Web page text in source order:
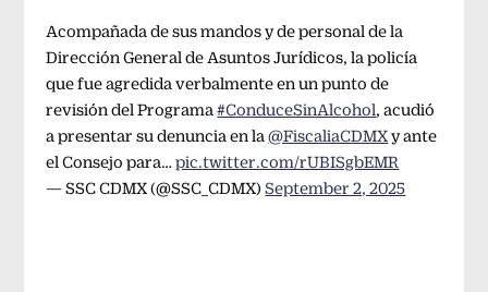
Acompañada de sus mandos y de personal de la
Dirección General de Asuntos Jurídicos, la policía
que fue agredida verbalmente en un punto de
revisión del Programa#ConduceSinAlcohol, acudió
a presentar su denuncia en la@FiscaliaCDMXy ante
el Consejo para…pic.twitter.com/rUBISgbEMR
— SSC CDMX (@SSC_CDMX)September 2, 2025